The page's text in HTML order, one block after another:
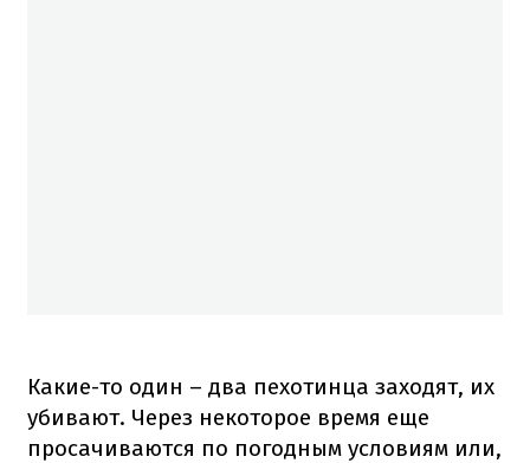
Какие-то один – два пехотинца заходят, их
убивают. Через некоторое время еще
просачиваются по погодным условиям или,